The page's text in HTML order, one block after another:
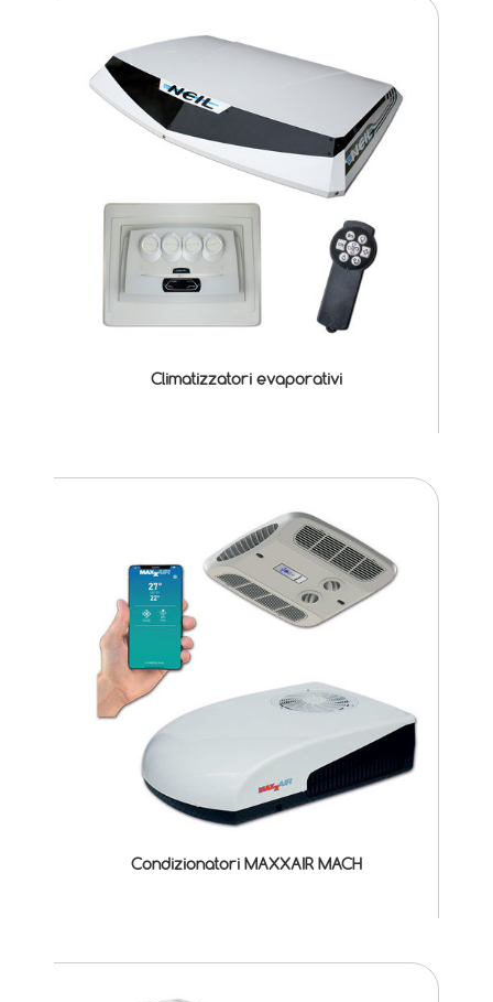
Climatizzatori evaporativi
Condizionatori MAXXAIR MACH